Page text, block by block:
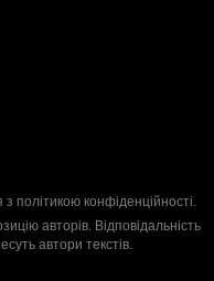
з політикою конфіденційності.
авторів. Відповідальність
автори текстів.